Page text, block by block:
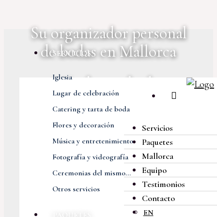
SERVICIOS
Iglesia
Lugar de celebración
Catering y tarta de boda
Flores y decoración
Música y entretenimiento
Fotografía y videografía
Ceremonias del mismo...
Otros servicios
Servicios
Paquetes
Mallorca
Equipo
Testimonios
Contacto
EN
Su organizador personal
de bodas en Mallorca
Más de 400 bodas
extraordinarias
Emocionantes recuerdos
eternos
Lugares y entornos
naturales increíbles